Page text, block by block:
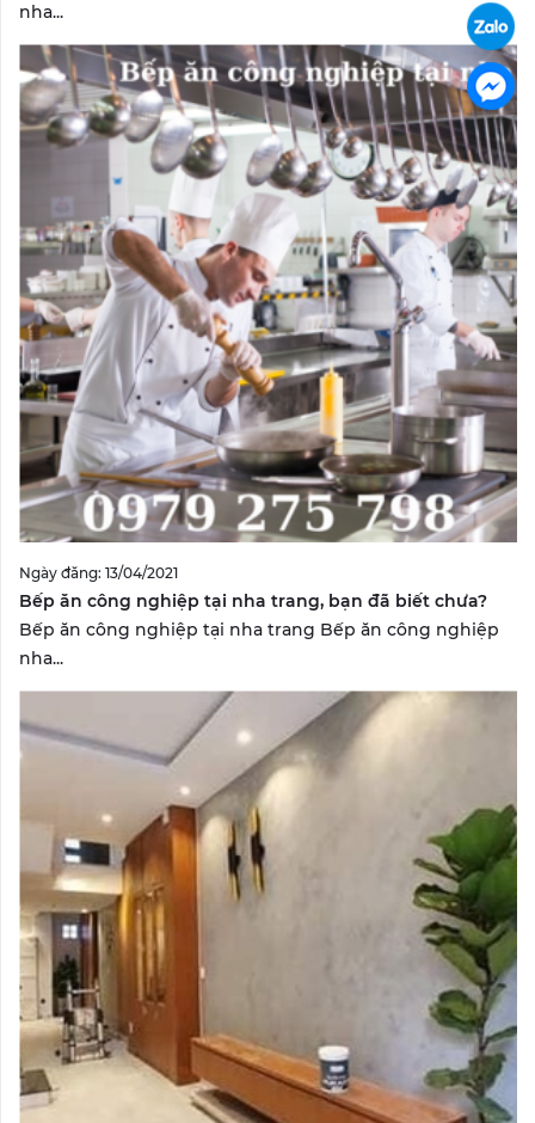
nha...
Ngày đăng: 13/04/2021
Bếp ăn công nghiệp tại nha trang, bạn đã biết chưa?
Bếp ăn công nghiệp tại nha trang Bếp ăn công nghiệp
nha...